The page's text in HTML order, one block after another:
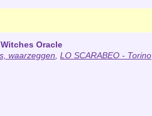
Oracle
waarzeggen LO SCARABEO - Torino